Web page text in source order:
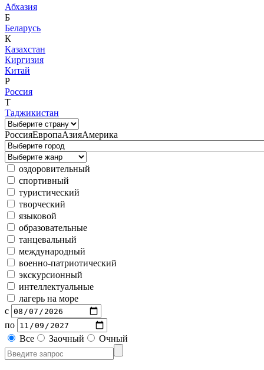
Абхазия
Б
Беларусь
К
Казахстан
Киргизия
Китай
Р
Россия
Т
Таджикистан
РоссияЕвропаАзияАмерика
оздоровительный
спортивный
туристический
творческий
языковой
образовательные
танцевальный
международный
военно-патриотический
экскурсионный
интеллектуальные
лагерь на море
с
по
Все
Заочный Очный